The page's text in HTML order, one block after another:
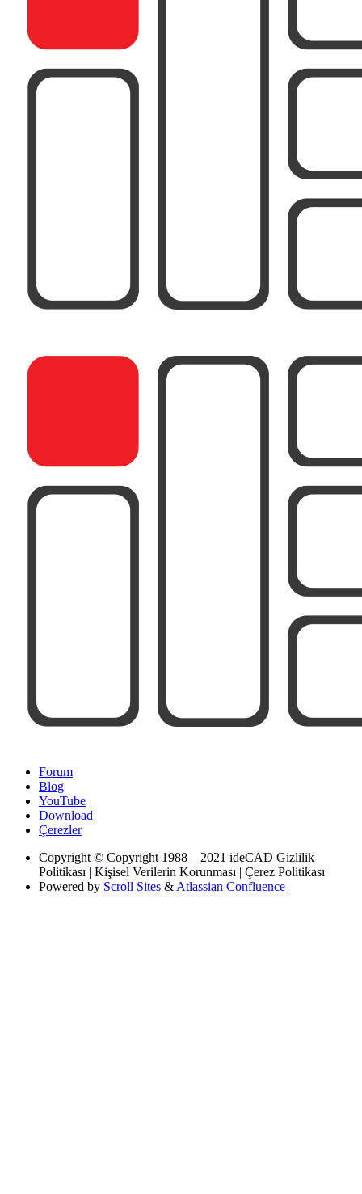
Forum
Blog
YouTube
Download
Çerezler
Copyright © Copyright 1988 – 2021 ideCAD Gizlilik
Politikası | Kişisel Verilerin Korunması | Çerez Politikası
Powered by Scroll Sites & Atlassian Confluence